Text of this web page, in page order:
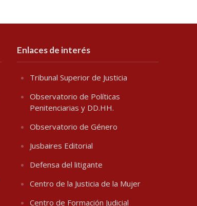
Enlaces de interés
Tribunal Superior de Justicia
Observatorio de Políticas
Penitenciarias y DD.HH.
Observatorio de Género
Jusbaires Editorial
Defensa del litigante
Centro de la Justicia de la Mujer
Centro de Formación Judicial